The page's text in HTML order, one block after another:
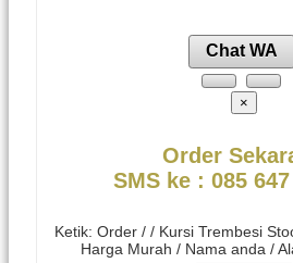
Chat WA
×
Order
SMS ke : 085
Ketik: Order / / Kursi Trembesi
Harga Murah / Nama anda /